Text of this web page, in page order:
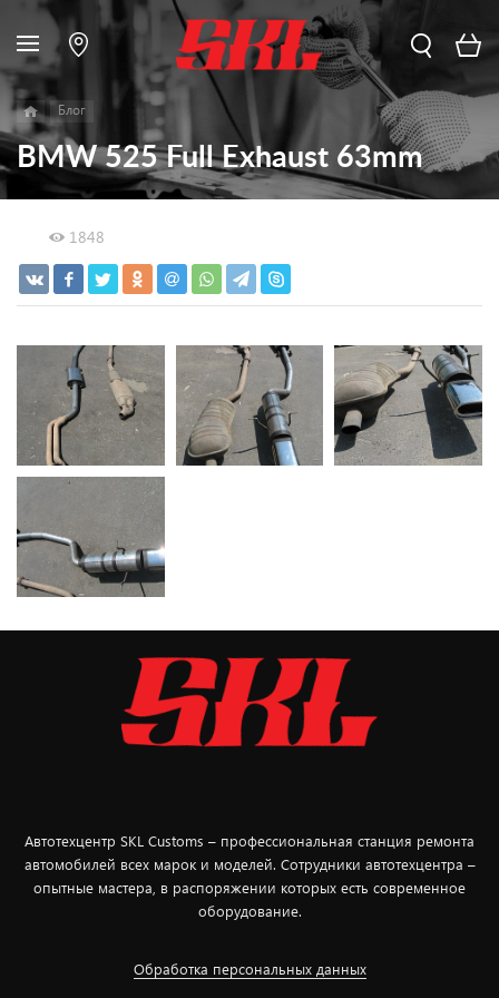
Блог
BMW 525 Full Exhaust 63mm
1848
Автотехцентр SKL Customs – профессиональная станция ремонта
автомобилей всех марок и моделей. Сотрудники автотехцентра –
опытные мастера, в распоряжении которых есть современное
оборудование.
Обработка персональных данных